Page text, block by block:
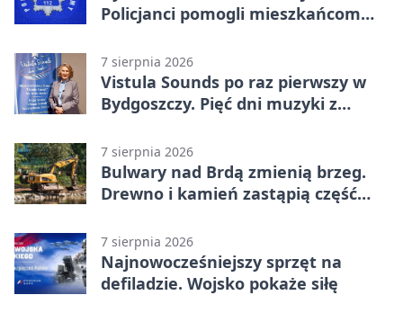
Policjanci pomogli mieszkańcom
7 sierpnia 2026
Vistula Sounds po raz pierwszy w
Bydgoszczy. Pięć dni muzyki z
7 sierpnia 2026
Bulwary nad Brdą zmienią brzeg.
Drewno i kamień zastąpią część
7 sierpnia 2026
Najnowocześniejszy sprzęt na
defiladzie. Wojsko pokaże siłę